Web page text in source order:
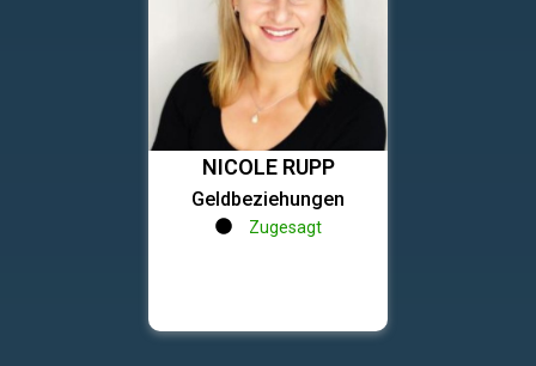
NICOLE RUPP
Geldbeziehungen
Zugesagt